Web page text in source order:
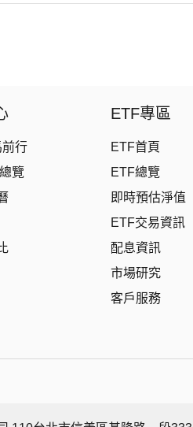
壽星優惠
前行
覽
ETF專區
ETF首頁
ETF總覽
即時預估淨值
ETF交易資訊
配息資訊
市場研究
客戶服務